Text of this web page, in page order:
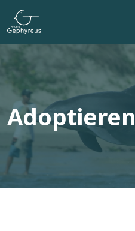
Direkt zum Inhalt
Adoptieren